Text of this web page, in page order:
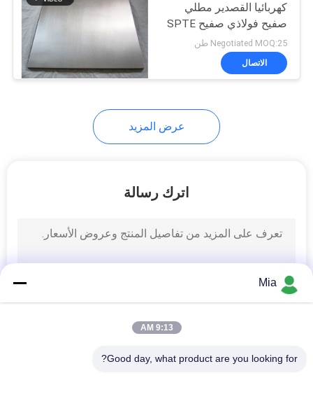
كهربائيا القصدير مطلي
صفيح فولاذي صفيح SPTE
TFS
Negotiated MOQ:25 طن
الاتصال
عرض المزيد
اترك رسالة
Mia
9:13 AM
Good day, what product are you looking for?